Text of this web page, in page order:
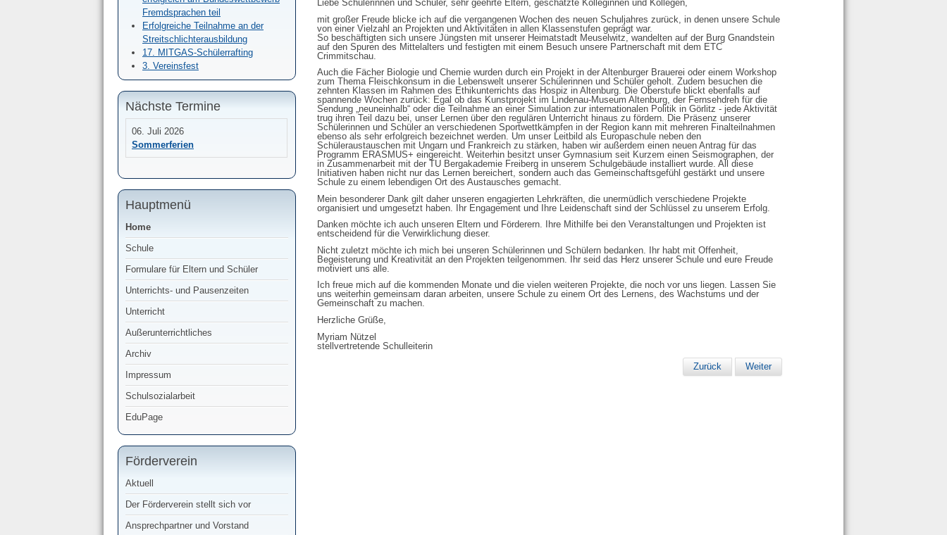
Fremdsprachen teil
Erfolgreiche Teilnahme an der
Streitschlichterausbildung
17. MITGAS-Schülerrafting
3. Vereinsfest
Nächste Termine
06. Juli 2026
Sommerferien
Hauptmenü
Home
Schule
Formulare für Eltern und Schüler
Unterrichts- und Pausenzeiten
Unterricht
Außerunterrichtliches
Archiv
Impressum
Schulsozialarbeit
EduPage
Förderverein
Aktuell
Der Förderverein stellt sich vor
Ansprechpartner und Vorstand
Liebe Schülerinnen und Schüler, sehr geehrte Eltern, geschätzte Kolleginnen und Kollegen,
mit großer Freude blicke ich auf die vergangenen Wochen des neuen Schuljahres zurück, in denen unsere Schule
von einer Vielzahl an Projekten und Aktivitäten in allen Klassenstufen geprägt war.
So beschäftigten sich unsere Jüngsten mit unserer Heimatstadt Meuselwitz, wandelten auf der Burg Gnandstein
auf den Spuren des Mittelalters und festigten mit einem Besuch unsere Partnerschaft mit dem ETC
Crimmitschau.
Auch die Fächer Biologie und Chemie wurden durch ein Projekt in der Altenburger Brauerei oder einem Workshop
zum Thema Fleischkonsum in die Lebenswelt unserer Schülerinnen und Schüler geholt. Zudem besuchen die
zehnten Klassen im Rahmen des Ethikunterrichts das Hospiz in Altenburg. Die Oberstufe blickt ebenfalls auf
spannende Wochen zurück: Egal ob das Kunstprojekt im Lindenau-Museum Altenburg, der Fernsehdreh für die
Sendung „neuneinhalb“ oder die Teilnahme an einer Simulation zur internationalen Politik in Görlitz - jede Aktivität
trug ihren Teil dazu bei, unser Lernen über den regulären Unterricht hinaus zu fördern. Die Präsenz unserer
Schülerinnen und Schüler an verschiedenen Sportwettkämpfen in der Region kann mit mehreren Finalteilnahmen
ebenso als sehr erfolgreich bezeichnet werden. Um unser Leitbild als Europaschule neben den
Schüleraustauschen mit Ungarn und Frankreich zu stärken, haben wir außerdem einen neuen Antrag für das
Programm ERASMUS+ eingereicht. Weiterhin besitzt unser Gymnasium seit Kurzem einen Seismographen, der
in Zusammenarbeit mit der TU Bergakademie Freiberg in unserem Schulgebäude installiert wurde. All diese
Initiativen haben nicht nur das Lernen bereichert, sondern auch das Gemeinschaftsgefühl gestärkt und unsere
Schule zu einem lebendigen Ort des Austausches gemacht.
Mein besonderer Dank gilt daher unseren engagierten Lehrkräften, die unermüdlich verschiedene Projekte
organisiert und umgesetzt haben. Ihr Engagement und Ihre Leidenschaft sind der Schlüssel zu unserem Erfolg.
Danken möchte ich auch unseren Eltern und Förderern. Ihre Mithilfe bei den Veranstaltungen und Projekten ist
entscheidend für die Verwirklichung dieser.
Nicht zuletzt möchte ich mich bei unseren Schülerinnen und Schülern bedanken. Ihr habt mit Offenheit,
Begeisterung und Kreativität an den Projekten teilgenommen. Ihr seid das Herz unserer Schule und eure Freude
motiviert uns alle.
Ich freue mich auf die kommenden Monate und die vielen weiteren Projekte, die noch vor uns liegen. Lassen Sie
uns weiterhin gemeinsam daran arbeiten, unsere Schule zu einem Ort des Lernens, des Wachstums und der
Gemeinschaft zu machen.
Herzliche Grüße,
Myriam Nützel
stellvertretende Schulleiterin
Zurück
Weiter